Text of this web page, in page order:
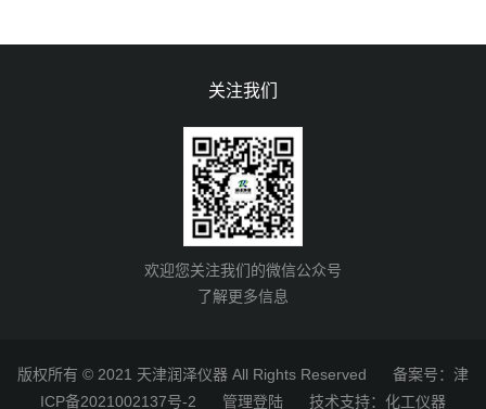
关注我们
欢迎您关注我们的微信公众号
了解更多信息
版权所有 © 2021 天津润泽仪器 All Rights Reserved 备案号：津
ICP备2021002137号-2
管理登陆技术支持： 化工仪器